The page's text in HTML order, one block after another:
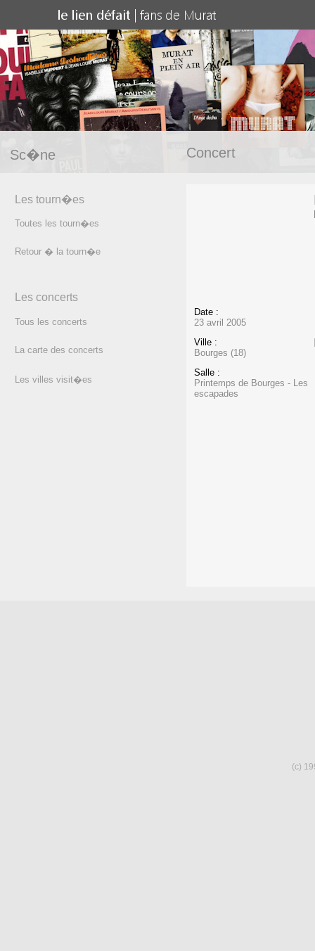
Sc�ne Concert
Les tourn�es
Toutes les tourn�es
Retour � la tourn�e
Les concerts
Tous les concerts
La carte des concerts
Les villes visit�es
Date :
23 avril 2005
Ville :
Bourges (18)
Salle :
Printemps de Bourges - Les
escapades
(c)